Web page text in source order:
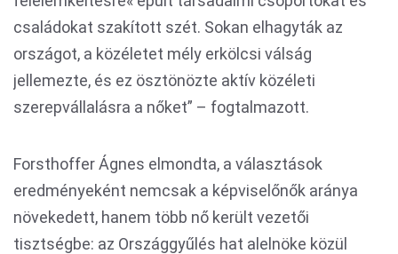
családokat szakított szét. Sokan elhagyták az
országot, a közéletet mély erkölcsi válság
jellemezte, és ez ösztönözte aktív közéleti
szerepvállalásra a nőket” – fogtalmazott.
Forsthoffer Ágnes elmondta, a választások
eredményeként nemcsak a képviselőnők aránya
növekedett, hanem több nő került vezetői
tisztségbe: az Országgyűlés hat alelnöke közül